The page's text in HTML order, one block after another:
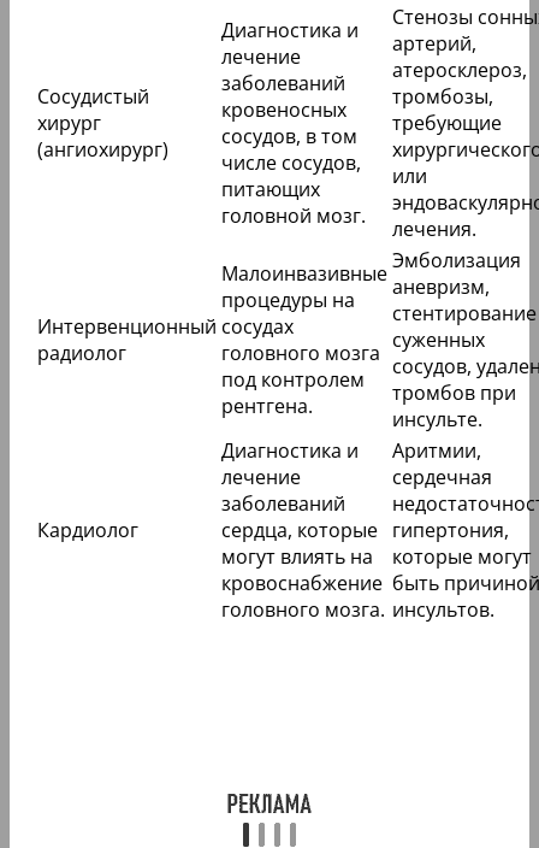
Сосудистый
хирург
(ангиохирург)
Диагностика и
лечение
заболеваний
кровеносных
сосудов, в том
числе сосудов,
питающих
головной мозг.
Стенозы
артерий,
атеросклероз,
тромбозы,
требующие
или
лечения.
Интервенционный
радиолог
Малоинвазивные
процедуры на
сосудах
головного мозга
под контролем
рентгена.
Эмболизация
аневризм,
стентирование
суженных
сосудов,
тромбов при
инсульте.
Кардиолог
Диагностика и
лечение
заболеваний
сердца, которые
могут влиять на
кровоснабжение
головного мозга.
Аритмии,
сердечная
гипертония,
которые могут
быть причиной
инсультов.